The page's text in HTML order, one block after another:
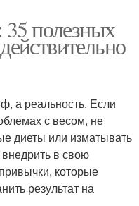
35 полезных
а реальность. Если
с весом, не
диеты или изматывать
в свою
которые
результат на